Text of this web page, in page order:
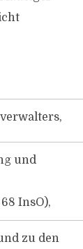
und
InsO),
zu den